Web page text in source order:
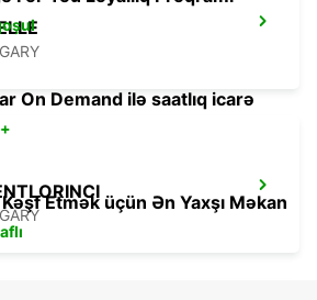
On Demand ilə saatlıq icarə
Etmək üçün Ən Yaxşı Məkan